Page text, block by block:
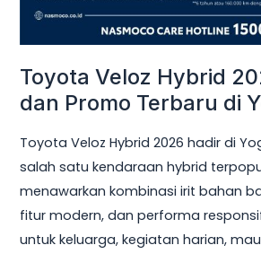
Toyota Veloz Hybrid
dan Promo Terbaru di
Toyota Veloz Hybrid 2026 hadir di
salah satu kendaraan hybrid
menawarkan kombinasi irit bahan
fitur modern, dan performa
untuk keluarga, kegiatan harian,